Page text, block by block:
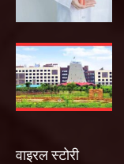
वाइरल स्टोरी